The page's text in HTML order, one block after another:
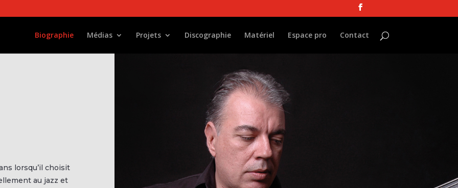
Biographie Médias Projets Discographie Matériel Espace pro Contact
lorsqu’il choisit
au jazz et